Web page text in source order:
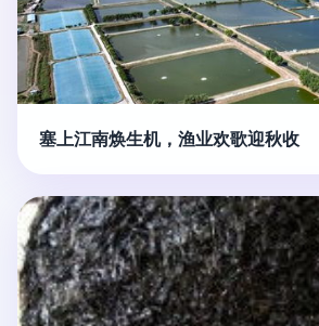
塞上江南焕生机，渔业欢歌迎秋收